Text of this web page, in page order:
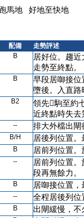
馬地 好地至快地
配備
走勢評述
B
居好位。趨
走勢至終點。
B
早段居啣接位
墮後。入直路
B2
領先駒至約
近終點時失去
-- 排大外檔出閘
B/H 居後列位置
B 居前列位置
--
居前列位置
段再無餘力。
B 居啣接位置
-- 全程居後列位
B 出閘緩慢，